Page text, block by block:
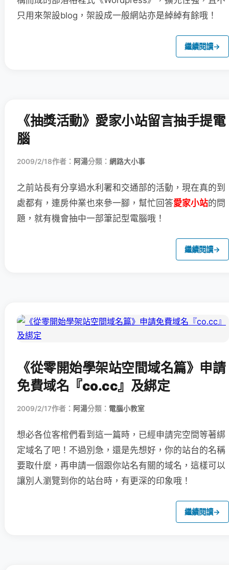
只用來架設blog，架設成一般網站亦是綽綽有餘哦！
繼續閱讀→
《抽獎活動》愛家小站留言抽手提電
腦
2009/2/18作者： 阿湯分類： 網路大小事
之前站長有分享過水利署和交通部的活動，現在真的到
處都有，連房仲業也來參一腳， 幫忙回答愛家小站的問
題，就有機會抽中一部筆記型電腦哦！
繼續閱讀→
《從零開始學架站空間域名篇》申請
免費域名『co.cc』及綁定
2009/2/17作者： 阿湯分類： 電腦小教室
想必各位客棺們看到這一篇時，已經申請完空間等著綁
定域名了吧！ 不過別急，還是先想好，你的站台的名稱
要取什麼，再申請一個跟你站名有關的域名，這樣可以
讓別人瀏覽到你的站台時，有更深的印象哦！
繼續閱讀→